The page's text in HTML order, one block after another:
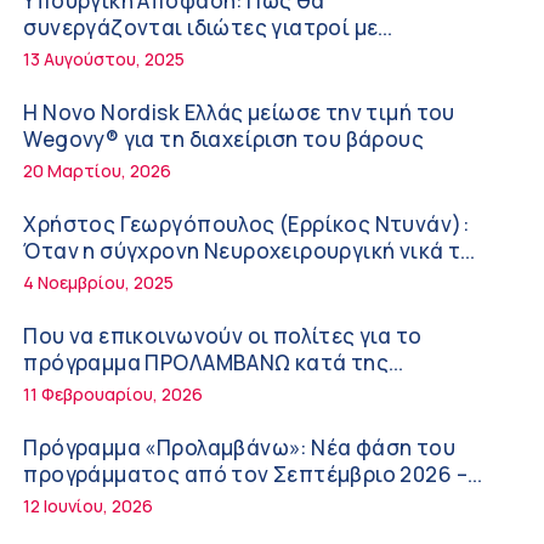
Διακοπές με ασφάλεια
6:20 πμ
Ειρήνη Ζίγκιρη (Ερρίκος Ντυνάν): H θερμική
καταπόνηση στους ηλικιωμένους
εργαζόμενους
6:11 πμ
Σύσκεψη στον ΕΟΦ για την ομαλή λειτουργία
της εφοδιαστικής αλυσίδας των φαρμάκων
στη διάρκεια του καλοκαιριού
12:08 μμ
Μιχάλης Τάτσης, Insurance & Healthcare
Analyst, διευθυντής Επιχειρηματικής
Ανάπτυξης Ομίλου HHG
11:54 πμ
Kavita Patel: Ένα στα πέντε καινοτόμα
φάρμακα φτάνει τελικά στην Ελλάδα
9:21 πμ
Υπάρχει τελικά «δίαιτα θυρεοειδούς»; Τι
συνεργάζονται ιδιώτες γιατροί με
νοσοκομεία του δημοσίου συστήματος
13 Αυγούστου, 2025
Η Novo Nordisk Ελλάς μείωσε την τιμή του
Wegovy® για τη διαχείριση του βάρους
20 Μαρτίου, 2026
Χρήστος Γεωργόπουλος (Ερρίκος Ντυνάν):
Όταν η σύγχρονη Νευροχειρουργική νικά το
φόβο!
4 Νοεμβρίου, 2025
Που να επικοινωνούν οι πολίτες για το
πρόγραμμα ΠΡΟΛΑΜΒΑΝΩ κατά της
παχυσαρκίας
11 Φεβρουαρίου, 2026
Πρόγραμμα «Προλαμβάνω»: Νέα φάση του
προγράμματος από τον Σεπτέμβριο 2026 –
Δωρεάν προληπτικές εξετάσεις έως το 2030
12 Ιουνίου, 2026